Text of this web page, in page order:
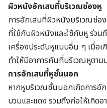
ผิวหนังอักเสบที่บริเวณช่องหู
การอักเสบที่ผิวหนังบริเวณช่อ
ที่ใช้กับผิวหนังและใช้กับหู ร่วม
เครื่องประดับหูแบบอื่น ๆ เมื่อ
ทำให้มีอาการคันที่บริเวณหูตาม
การอักเสบที่หูชั้นนอก
หากหูบริเวณชั้นนอกเกิดการอัก
บวมและแดง รวมถึงก่อให้เกิดอ